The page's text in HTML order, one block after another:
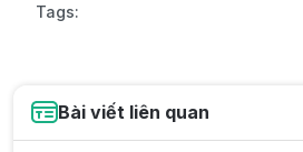
Tags:
Bài viết liên quan